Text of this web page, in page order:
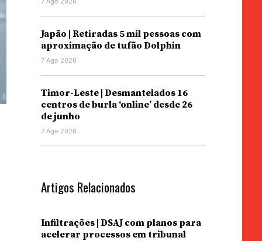
Japão | Retiradas 5 mil pessoas com
aproximação de tufão Dolphin
7 Ago 2026
Timor-Leste | Desmantelados 16
centros de burla ‘online’ desde 26
de junho
7 Ago 2026
Artigos Relacionados
Infiltrações | DSAJ com planos para
acelerar processos em tribunal